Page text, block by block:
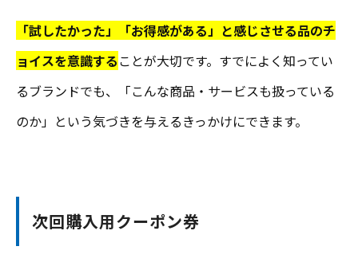
「試したかった」「お得感がある」と感じさせる品のチ
ョイスを意識することが大切です。すでによく知ってい
るブランドでも、「こんな商品・サービスも扱っている
のか」という気づきを与えるきっかけにできます。
次回購入用クーポン券